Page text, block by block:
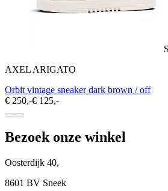
AXEL ARIGATO
Orbit vintage sneaker dark brown / off
€ 250,-€ 125,-
Bezoek onze winkel
Oosterdijk 40,
8601 BV Sneek